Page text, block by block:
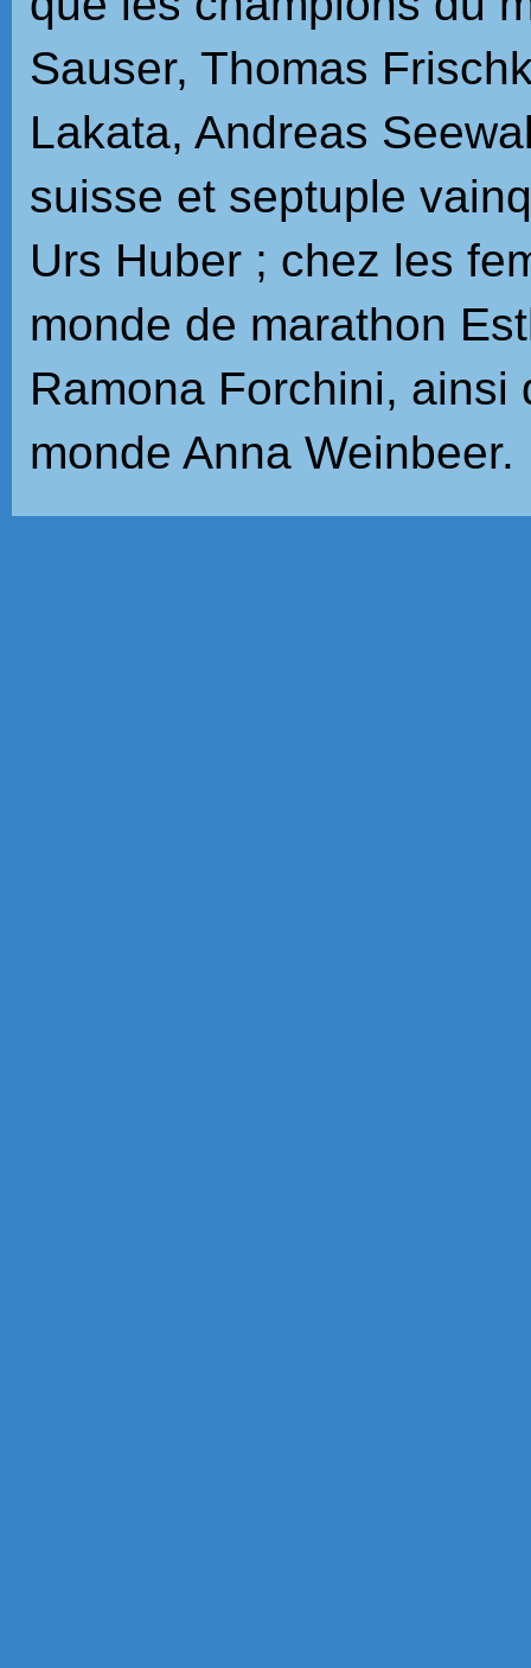
Sauser, Thomas
Lakata, Andreas
suisse et septuple
Urs Huber ; chez les
monde de marathon
Ramona Forchini,
monde Anna Weinbeer.